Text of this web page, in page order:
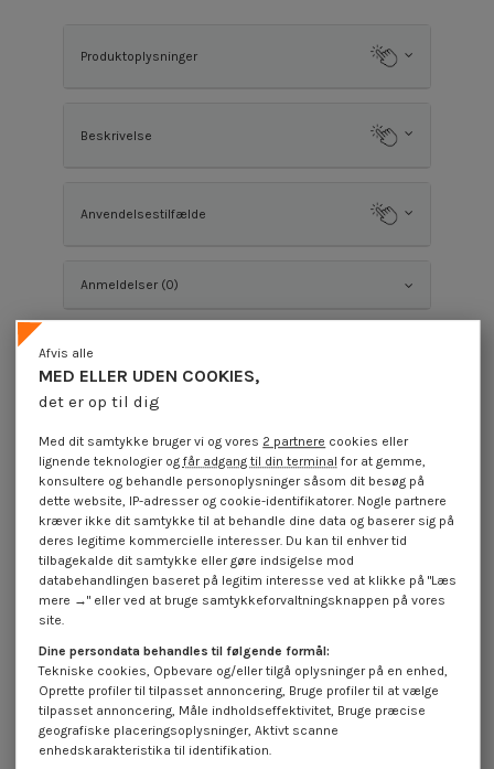
Produktoplysninger
Beskrivelse
Anvendelsestilfælde
Anmeldelser (0)
Du vil eventuelt også synes om
Deksel for Skruehode
Polyethyleen Hoveddiameter 15
Diameter gevind 3 Længde tråd 6...
4,25 €inkl. moms
Deksel for Skruehode
Polyethyleen Hoveddiameter 12
Diameter gevind 3 Længde tråd 7...
MED ELLER UDEN COOKIES,
det er op til dig
Afvis alle
Med dit samtykke bruger vi og vores 2 partnere cookies eller
lignende teknologier ogfår adgang til din terminal for at gemme,
konsultere og behandle personoplysninger såsom dit besøg på
dette website, IP-adresser og cookie-identifikatorer. Nogle partnere
kræver ikke dit samtykke til at behandle dine data og baserer sig på
deres legitime kommercielle interesser. Du kan til enhver tid
tilbagekalde dit samtykke eller gøre indsigelse mod
databehandlingen baseret på legitim interesse ved at klikke på "Læs
mere →" eller ved at bruge samtykkeforvaltningsknappen på vores
site.
Dine persondata behandles til følgende formål:
Tekniske cookies, Opbevare og/eller tilgå oplysninger på en enhed,
Oprette profiler til tilpasset annoncering, Bruge profiler til at vælge
tilpasset annoncering, Måle indholdseffektivitet, Bruge præcise
geografiske placeringsoplysninger, Aktivt scanne
enhedskarakteristika til identifikation.